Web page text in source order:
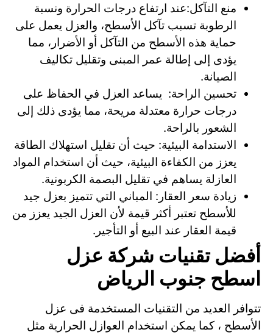
منع التآكل:عند ارتفاع درجات الحرارة ونسبة
الرطوبة تسبب تآكل الأسطح، والعزل يعمل على
حماية هذه الأسطح من التآكل أو الأضرار، مما
يؤدى إلى إطالة عمر المبنى وتقليل تكاليف
الصيانة.
تحسين الراحة: يساعد العزل في الحفاظ على
درجات حرارة معتدلة مريحة، مما يؤدى ذلك إلى
الشعور بالراحة.
الاستدامة البيئية: حيث أن تقليل استهلاك الطاقة
يعزز من الكفاءة البيئية، حيث أن استخدام المواد
العازلة يساهم في تقليل البصمة الكربونية.
زيادة سعر العقار: المباني التي تتميز بعزل جيد
للأسطح تعتبر أكثر قيمة لأن العزل الجيد يعزز من
قيمة العقار عند البيع أو التأجير.
أفضل تقنيات شركة عزل
اسطح جنوب الرياض
تتوافر العديد من التقنيات المستخدمة فى عزل
الأسطح ، كما يمكن استخدام العوازل الحرارية مثل